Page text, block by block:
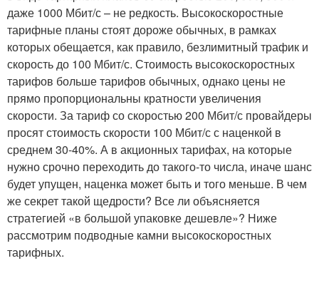
даже 1000 Мбит/с – не редкость. Высокоскоростные
тарифные планы стоят дороже обычных, в рамках
которых обещается, как правило, безлимитный трафик и
скорость до 100 Мбит/с. Стоимость высокоскоростных
тарифов больше тарифов обычных, однако цены не
прямо пропорциональны кратности увеличения
скорости. За тариф со скоростью 200 Мбит/с провайдеры
просят стоимость скорости 100 Мбит/с с наценкой в
среднем 30-40%. А в акционных тарифах, на которые
нужно срочно переходить до такого-то числа, иначе шанс
будет упущен, наценка может быть и того меньше. В чем
же секрет такой щедрости? Все ли объясняется
стратегией «в большой упаковке дешевле»? Ниже
рассмотрим подводные камни высокоскоростных
тарифных.